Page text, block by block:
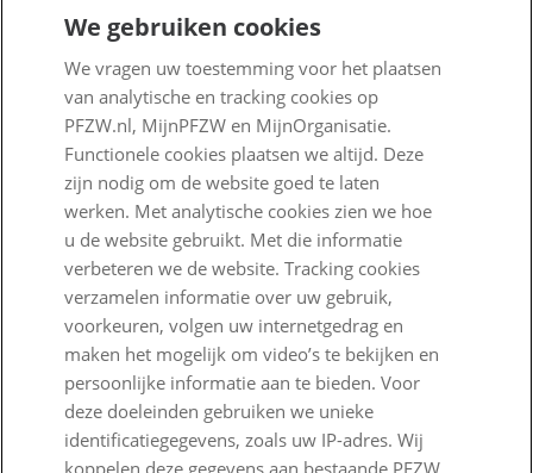
Over PFZW
Wij zijn PFZW
Beleggen voor een goed pensioen
Nieuwe regels voor pensioen
Zo staan we ervoor
Nieuws
Voor de pers
PFZW Dichtbij
Werken bij PFZW
Responsible disclosure
We gebruiken cookies
We vragen uw toestemming voor het plaatsen
van analytische en tracking cookies op
PFZW.nl, MijnPFZW en MijnOrganisatie.
Functionele cookies plaatsen we altijd. Deze
zijn nodig om de website goed te laten
werken. Met analytische cookies zien we hoe
u de website gebruikt. Met die informatie
verbeteren we de website. Tracking cookies
verzamelen informatie over uw gebruik,
voorkeuren, volgen uw internetgedrag en
maken het mogelijk om video’s te bekijken en
persoonlijke informatie aan te bieden. Voor
deze doeleinden gebruiken we unieke
identificatiegegevens, zoals uw IP-adres. Wij
koppelen deze gegevens aan bestaande PFZW